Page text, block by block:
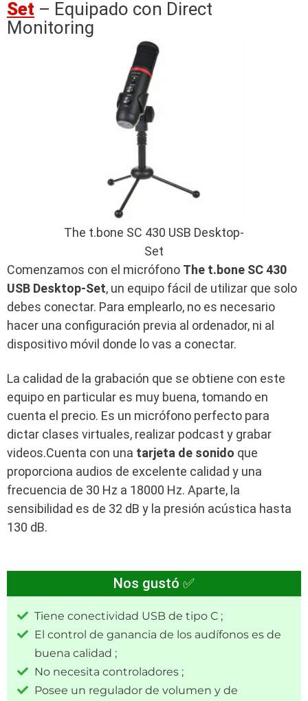
Set – Equipado con Direct
Monitoring
The t.bone SC 430 USB Desktop-
Set
Comenzamos con el micrófono The t.bone SC 430
USB Desktop-Set, un equipo fácil de utilizar que solo
debes conectar. Para emplearlo, no es necesario
hacer una configuración previa al ordenador, ni al
dispositivo móvil donde lo vas a conectar.
La calidad de la grabación que se obtiene con este
equipo en particular es muy buena, tomando en
cuenta el precio. Es un micrófono perfecto para
dictar clases virtuales, realizar podcast y grabar
videos.Cuenta con una tarjeta de sonido que
proporciona audios de excelente calidad y una
frecuencia de 30 Hz a 18000 Hz. Aparte, la
sensibilidad es de 32 dB y la presión acústica hasta
130 dB.
Nos gustó ✅
Tiene conectividad USB de tipo C ;
El control de ganancia de los audífonos es de
buena calidad ;
No necesita controladores ;
Posee un regulador de volumen y de